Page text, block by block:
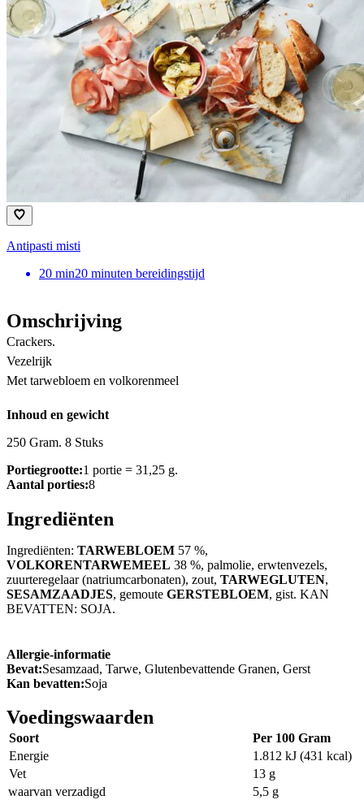
Antipasti misti
20 min20 minuten bereidingstijd
Omschrijving
Crackers.
Vezelrijk
Met tarwebloem en volkorenmeel
Inhoud en gewicht
250 Gram. 8 Stuks
Portiegrootte:1 portie = 31,25 g.
Aantal porties:8
Ingrediënten
Ingrediënten: TARWEBLOEM 57 %,
VOLKORENTARWEMEEL 38 %, palmolie, erwtenvezels,
zuurteregelaar (natriumcarbonaten), zout, TARWEGLUTEN,
SESAMZAADJES, gemoute GERSTEBLOEM, gist. KAN
BEVATTEN: SOJA.
Allergie-informatie
Bevat:Sesamzaad, Tarwe, Glutenbevattende Granen, Gerst
Kan bevatten:Soja
Voedingswaarden
Soort
Per 100 Gram
Energie
1.812 kJ (431 kcal)
Vet
13 g
waarvan verzadigd
5,5 g